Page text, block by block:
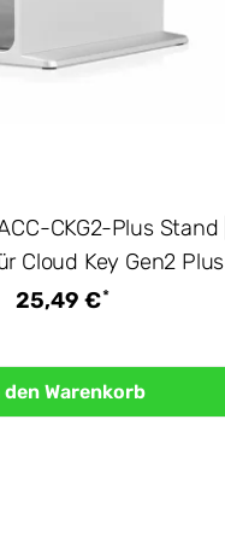
CKG2-Plus Stand |
Cloud Key Gen2 Plus
25,49 €*
den Warenkorb